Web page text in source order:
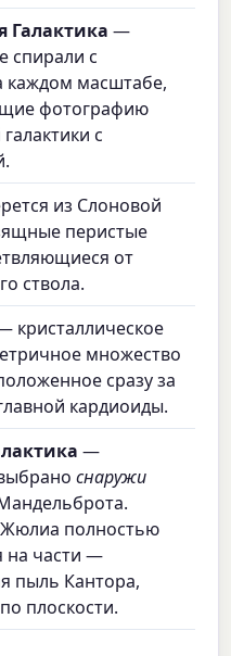
Галактика —
спирали с
каждом масштабе,
фотографию
с
из Слоновой
перистые
от
ствола.
кристаллическое
множество
сразу за
кардиоиды.
—
снаружи
полностью
на части —
пыль Кантора,
плоскости.